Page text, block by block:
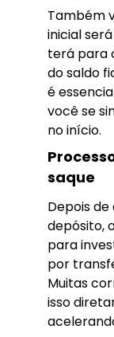
Também
inicial
terá para
do saldo
é
você se
no início.
saque
Depois
depósito,
para
por
Muitas
isso